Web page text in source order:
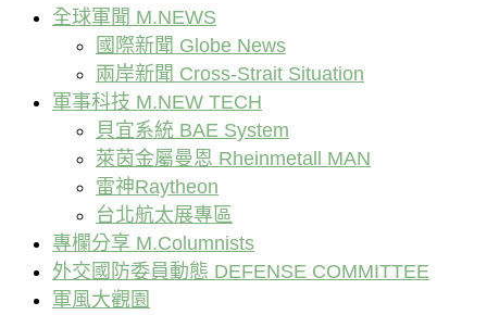
全球軍聞 M.NEWS
國際新聞 Globe News
兩岸新聞 Cross-Strait Situation
軍事科技 M.NEW TECH
貝宜系統 BAE System
萊茵金屬曼恩 Rheinmetall MAN
雷神Raytheon
台北航太展專區
專欄分享 M.Columnists
外交國防委員動態 DEFENSE COMMITTEE
軍風大觀園